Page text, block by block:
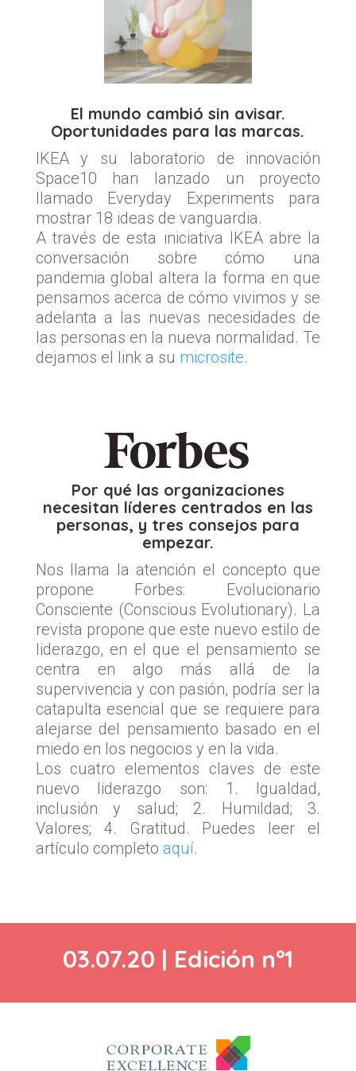
El mundo cambió sin avisar.
Oportunidades para las marcas.
IKEA y su laboratorio de innovación
Space10 han lanzado un proyecto
llamado Everyday Experiments para
mostrar 18 ideas de vanguardia.
A través de esta iniciativa IKEA abre la
conversación sobre cómo una
pandemia global altera la forma en que
pensamos acerca de cómo vivimos y se
adelanta a las nuevas necesidades de
las personas en la nueva normalidad. Te
dejamos el link a su microsite.
Por qué las organizaciones
necesitan líderes centrados en las
personas, y tres consejos para
empezar.
Nos llama la atención el concepto que
propone Forbes: Evolucionario
Consciente (Conscious Evolutionary). La
revista propone que este nuevo estilo de
liderazgo, en el que el pensamiento se
centra en algo más allá de la
supervivencia y con pasión, podría ser la
catapulta esencial que se requiere para
alejarse del pensamiento basado en el
miedo en los negocios y en la vida.
Los cuatro elementos claves de este
nuevo liderazgo son: 1. Igualdad,
inclusión y salud; 2. Humildad; 3.
Valores; 4. Gratitud. Puedes leer el
artículo completo aquí.
03.07.20 | Edición nº1